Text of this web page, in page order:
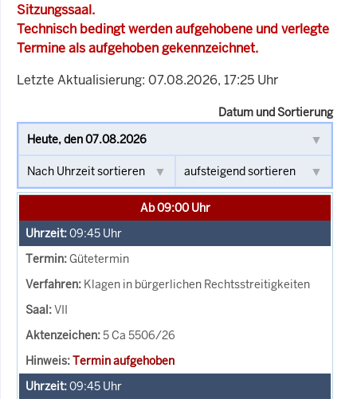
Sitzungssaal.
Technisch bedingt werden aufgehobene und verlegte
Termine als aufgehoben gekennzeichnet.
Letzte Aktualisierung: 07.08.2026, 17:25 Uhr
Datum und Sortierung
Ab 09:00 Uhr
09:45 Uhr
Gütetermin
Klagen in bürgerlichen Rechtsstreitigkeiten
VII
5 Ca 5506/26
Termin aufgehoben
09:45 Uhr